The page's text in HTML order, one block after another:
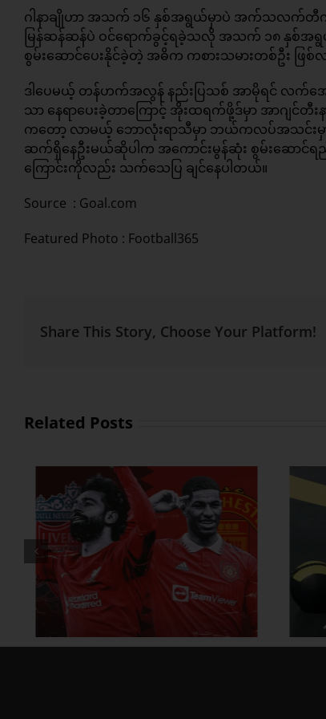
ဂါနာချိုဟာ အသက် ၁၆ နှစ်အရွယ်မှာပဲ အက်သလက်တီ
မြန်ဆန်ဆန်ပဲ ဝင်ရောက်ခွင့်ရခဲ့သလို အသက် ၁၈ နှစ်
စွမ်းဆောင်ပေးနိုင်ခဲ့တဲ့ အဓိက ကစားသမားတစ်ဦး ဖြစ်
ဒါပေမယ့် တန်ဟက်အလွန် နည်းပြသစ် အာမိုရင် လက်အေ
သာ နေရာပေးခဲ့တာကြောင့် အိုးထရက်ဖို့ဒ်မှာ အာဂျင်တီ
ကတော့ လာမယ့် ဘောလုံးရာသီမှာ ဘယ်ကလပ်အသင်းမှာ
ဆက်ရှိနေဦးမယ်ဆိုပါက အကောင်းမွန်ဆုံး စွမ်းဆေ
ကြောင်းကိုလည်း သက်သေပြ ချင်နေပါတယ်။
Source : Goal.com
Featured Photo : Football365
Share This Story, Choose Your Platform!
Related Posts
ထိထိရောက်ရောက် ဗိုက်ခေါက်
အဆီတွေ ချဖို့